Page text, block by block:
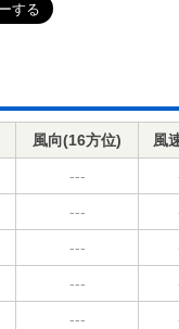
風向(16方位) 風
---
---
---
---
---